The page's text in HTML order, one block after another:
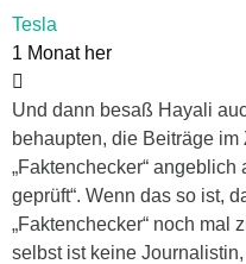
Tesla
1 Monat her
Und dann besaß Hayali
behaupten, die Beiträge
„Faktenchecker“ angeblich
geprüft“. Wenn das so ist,
„Faktenchecker“ noch mal
selbst ist keine